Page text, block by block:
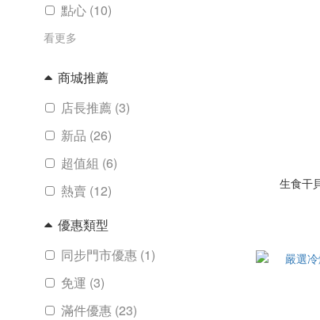
點心 (10)
看更多
商城推薦
店長推薦 (3)
新品 (26)
超值組 (6)
熱賣 (12)
優惠類型
同步門市優惠 (1)
免運 (3)
滿件優惠 (23)
生食干